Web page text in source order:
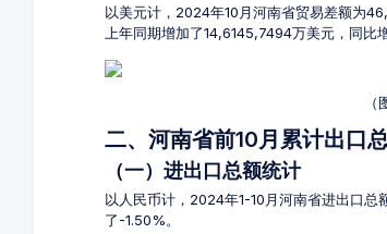
以美元计，2024年10月河南省贸易差额为
上年同期增加了14,6145,7494万美元，同比
二、河南省前10月累计出口
（一）进出口总额统计
以人民币计，2024年1-10月河南省进出口
了-1.50%。